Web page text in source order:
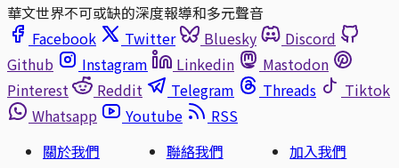
華文世界不可或缺的深度報導和多元聲音
Facebook
Twitter Bluesky
Discord
Github
Instagram Linkedin
Mastodon
Pinterest
Reddit Telegram Threads
Tiktok
Whatsapp
Youtube
RSS
關於我們
聯絡我們
加入我們